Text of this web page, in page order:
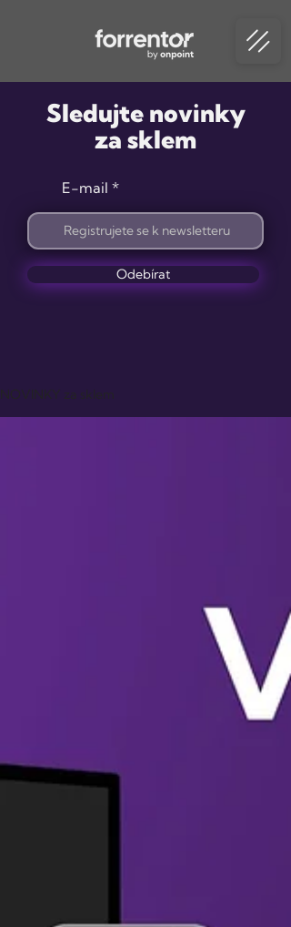
Sledujte novinky
za sklem
E-mail
Odebírat
NOVINKY za sklem